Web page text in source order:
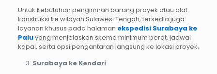
Untuk kebutuhan pengiriman barang proyek atau alat
konstruksi ke wilayah Sulawesi Tengah, tersedia juga
layanan khusus pada halaman ekspedisi Surabaya ke
Paluyang menjelaskan skema minimum berat, jadwal
kapal, serta opsi pengantaran langsung ke lokasi proyek.
Surabaya ke Kendari